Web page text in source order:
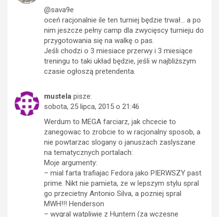
@sava9e
oceń racjonalnie ile ten turniej będzie trwał… a po
nim jeszcze pełny camp dla zwycięscy turnieju do
przygotowania się na walkę o pas.
Jeśli chodzi o 3 miesiace przerwy i 3 miesiące
treningu to taki układ będzie, jeśli w najbliższym
czasie ogłoszą pretendenta.
mustela pisze:
sobota, 25 lipca, 2015 o 21:46
Werdum to MEGA farciarz, jak chcecie to
zanegowac to zrobcie to w racjonalny sposob, a
nie powtarzac slogany o januszach zaslyszane
na tematycznych portalach:
Moje argumenty:
– mial farta trafiajac Fedora jako PIERWSZY past
prime. Nikt nie pamieta, ze w lepszym stylu spral
go przecietny Antonio Silva, a pozniej spral
MWH!!! Henderson
– wygral watpliwie z Huntem (za wczesne